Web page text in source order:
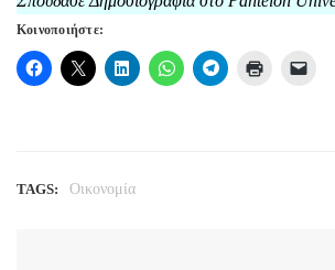
Κοινοποιήστε:
TAGS: Οικονομία